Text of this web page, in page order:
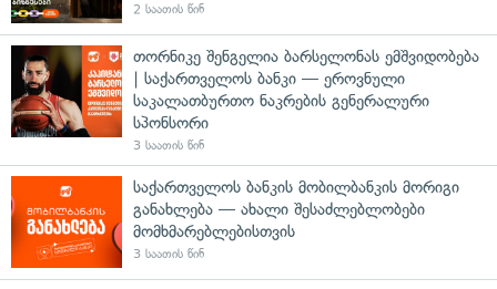
2 საათის წინ
თორნიკე შენგელია ბარსელონას ემშვიდობება
| საქართველოს ბანკი — ეროვნული
საკალათბურთო ნაკრების გენერალური
სპონსორი
3 საათის წინ
საქართველოს ბანკის მობილბანკის მორიგი
განახლება — ახალი შესაძლებლობები
მომხმარებლებისთვის
3 საათის წინ